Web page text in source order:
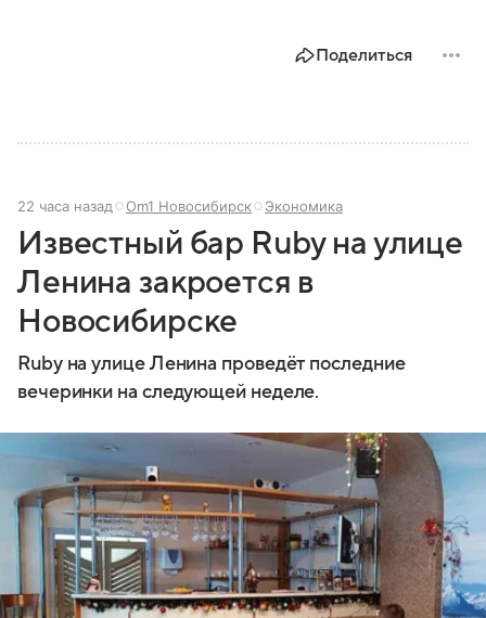
Поделиться
22 часа назад Om1 Новосибирск Экономика
Известный бар Ruby на улице
Ленина закроется в
Новосибирске
Ruby на улице Ленина проведёт последние
вечеринки на следующей неделе.